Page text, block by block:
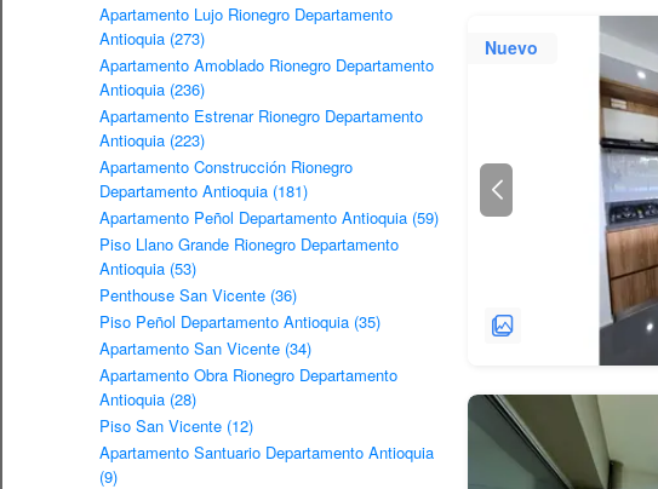
Apartamento Lujo Rionegro Departamento
Antioquia (273)
Apartamento Amoblado Rionegro Departamento
Antioquia (236)
Apartamento Estrenar Rionegro Departamento
Antioquia (223)
Apartamento Construcción Rionegro
Departamento Antioquia (181)
Apartamento Peñol Departamento Antioquia (59)
Piso Llano Grande Rionegro Departamento
Antioquia (53)
Penthouse San Vicente (36)
Piso Peñol Departamento Antioquia (35)
Apartamento San Vicente (34)
Apartamento Obra Rionegro Departamento
Antioquia (28)
Piso San Vicente (12)
Apartamento Santuario Departamento Antioquia
(9)
Nuevo